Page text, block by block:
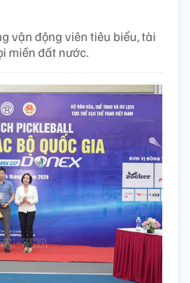
vận động viên tiêu biểu, tài
miền đất nước.